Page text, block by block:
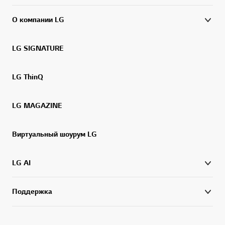
О компании LG
LG SIGNATURE
LG ThinQ
LG MAGAZINE
Виртуальный шоурум LG
LG AI
Поддержка